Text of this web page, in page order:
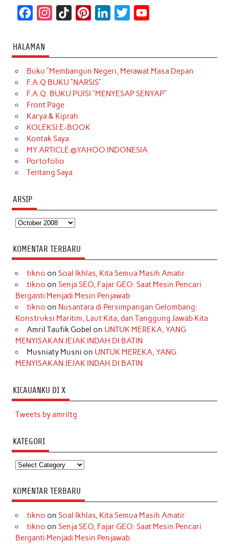
c
e
b
o
o
k
t
a
g
r
a
m
T
o
k
t
e
r
k
e
d
t
t
e
T
u
b
HALAMAN
Buku “Membangun Negeri, Merawat Masa Depan
F.A.Q BUKU “NARSIS”
F.A.Q. BUKU PUISI “MENYESAP SENYAP”
Front Page
Karya & Kiprah
KOLEKSI E-BOOK
Kontak Saya
MY ARTICLE @YAHOO INDONESIA
Portofolio
Tentang Saya
ARSIP
Arsip
KOMENTAR TERBARU
tikno on Soal Ikhlas, Kita Semua Masih Amatir
tikno on Senja SEO, Fajar GEO: Saat Mesin Pencari
Berganti Menjadi Mesin Penjawab
tikno on Nusantara di Persimpangan Gelombang:
Konstruksi Maritim, Laut Kita, dan Tanggung Jawab Kita
Amril Taufik Gobel on UNTUK MEREKA, YANG
MENYISAKAN JEJAK INDAH DI BATIN
Musniaty Musni on UNTUK MEREKA, YANG
MENYISAKAN JEJAK INDAH DI BATIN
KICAUANKU DI X
Tweets by amriltg
KATEGORI
Kategori
KOMENTAR TERBARU
tikno on Soal Ikhlas, Kita Semua Masih Amatir
tikno on Senja SEO, Fajar GEO: Saat Mesin Pencari
Berganti Menjadi Mesin Penjawab